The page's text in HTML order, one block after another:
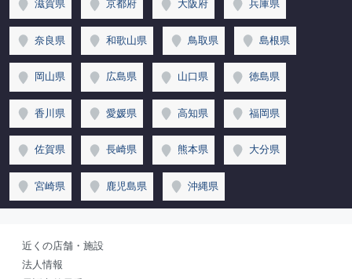
滋賀県 京都府 大阪府 兵庫県
奈良県 和歌山県 鳥取県 島根県
岡山県 広島県 山口県 徳島県
香川県 愛媛県 高知県 福岡県
佐賀県 長崎県 熊本県 大分県
宮崎県 鹿児島県 沖縄県
近くの店舗・施設
法人情報